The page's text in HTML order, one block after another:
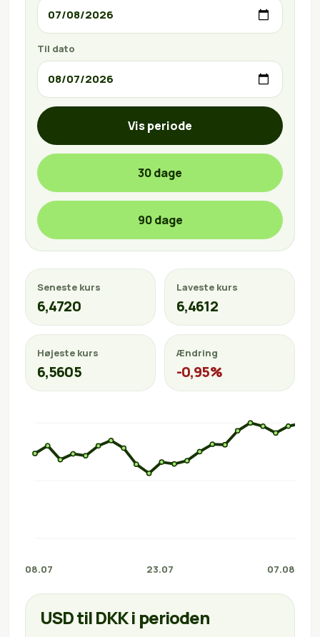
Til dato
Vis periode
30 dage
90 dage
Seneste kurs
6,4720
Laveste kurs
6,4612
Højeste kurs
6,5605
Ændring
-0,95%
08.07 23.07 07.08
USD til DKK i perioden